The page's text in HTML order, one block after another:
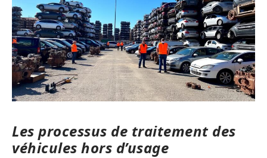
Les processus de traitement des
véhicules hors d’usage